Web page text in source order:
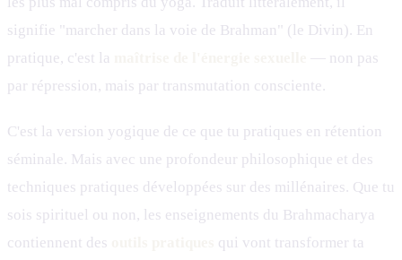
signifie "marcher dans la voie de Brahman" (le Divin). En
pratique, c'est la
— non pas
par répression, mais par transmutation consciente.
C'est la version yogique de ce que tu pratiques en rétention
séminale. Mais avec une profondeur philosophique et des
techniques pratiques développées sur des millénaires. Que tu
sois spirituel ou non, les enseignements du Brahmacharya
contiennent des
qui vont transformer ta